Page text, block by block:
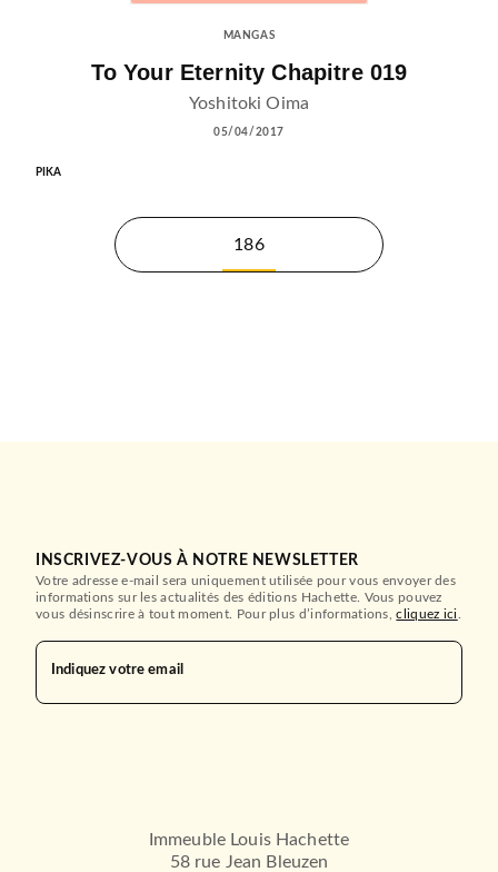
MANGAS
To Your Eternity Chapitre 019
Yoshitoki Oima
05/04/2017
PIKA
186
INSCRIVEZ-VOUS À NOTRE NEWSLETTER
Votre adresse e-mail sera uniquement utilisée pour vous envoyer des
informations sur les actualités des éditions Hachette. Vous pouvez
vous désinscrire à tout moment. Pour plus d’informations,cliquez ici
Indiquez votre email
Immeuble Louis Hachette
58 rue Jean Bleuzen